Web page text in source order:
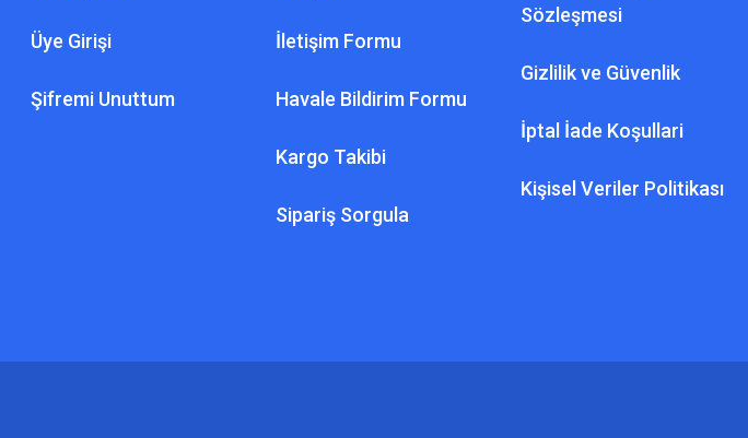
Üye Girişi
Şifremi Unuttum
İletişim Formu
Havale Bildirim Formu
Kargo Takibi
Sipariş Sorgula
Sözleşmesi
Gizlilik ve Güvenlik
İptal İade Koşullari
Kişisel Veriler Politikası